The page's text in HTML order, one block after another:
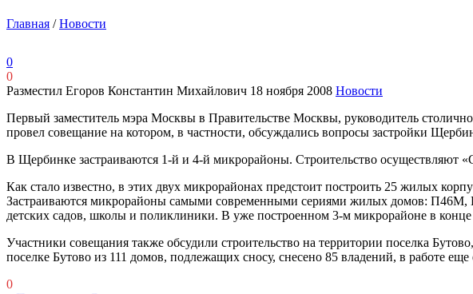
Главная /Новости
0
0
Разместил Егоров Константин Михайлович 18 ноября 2008 Новости
Первый заместитель мэра Москвы в Правительстве Москвы, руководитель
провел совещание на котором, в частности, обсуждались вопросы застройки
В Щербинке застраиваются 1-й и 4-й микрорайоны. Строительство осуществляют
Как стало известно, в этих двух микрорайонах предстоит построить 25 жилых
Застраиваются микрорайоны самыми современными сериями жилых домов:
детских садов, школы и поликлиники. В уже построенном 3-м микрорайоне в
Участники совещания также обсудили строительство на территории поселка
поселке Бутово из 111 домов, подлежащих сносу, снесено 85 владений, в работе
0